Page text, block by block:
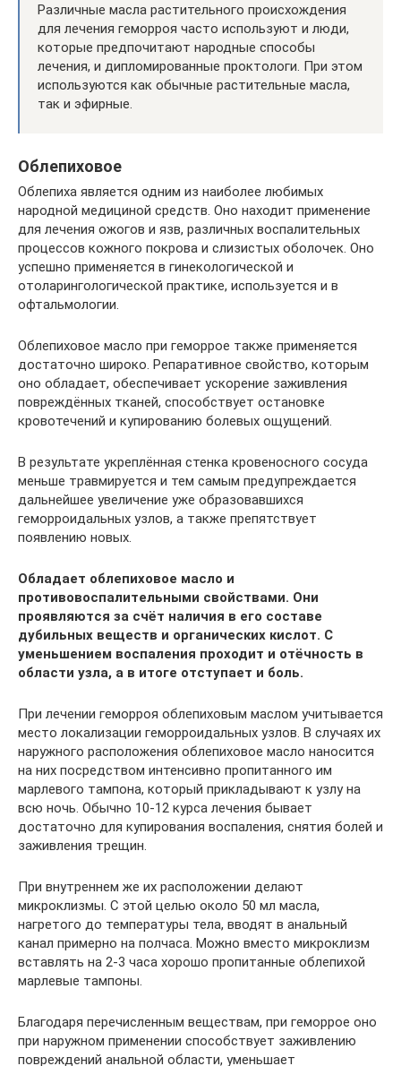
Различные масла растительного происхождения
для лечения геморроя часто используют и люди,
которые предпочитают народные способы
лечения, и дипломированные проктологи. При этом
используются как обычные растительные масла,
так и эфирные.
Облепиховое
Облепиха является одним из наиболее любимых
народной медициной средств. Оно находит применение
для лечения ожогов и язв, различных воспалительных
процессов кожного покрова и слизистых оболочек. Оно
успешно применяется в гинекологической и
отоларингологической практике, используется и в
офтальмологии.
Облепиховое масло при геморрое также применяется
достаточно широко. Репаративное свойство, которым
оно обладает, обеспечивает ускорение заживления
повреждённых тканей, способствует остановке
кровотечений и купированию болевых ощущений.
В результате укреплённая стенка кровеносного сосуда
меньше травмируется и тем самым предупреждается
дальнейшее увеличение уже образовавшихся
геморроидальных узлов, а также препятствует
появлению новых.
Обладает облепиховое масло и
противовоспалительными свойствами. Они
проявляются за счёт наличия в его составе
дубильных веществ и органических кислот. С
уменьшением воспаления проходит и отёчность в
области узла, а в итоге отступает и боль.
При лечении геморроя облепиховым маслом учитывается
место локализации геморроидальных узлов. В случаях их
наружного расположения облепиховое масло наносится
на них посредством интенсивно пропитанного им
марлевого тампона, который прикладывают к узлу на
всю ночь. Обычно 10-12 курса лечения бывает
достаточно для купирования воспаления, снятия болей и
заживления трещин.
При внутреннем же их расположении делают
микроклизмы. С этой целью около 50 мл масла,
нагретого до температуры тела, вводят в анальный
канал примерно на полчаса. Можно вместо микроклизм
вставлять на 2-3 часа хорошо пропитанные облепихой
марлевые тампоны.
Благодаря перечисленным веществам, при геморрое оно
при наружном применении способствует заживлению
повреждений анальной области, уменьшает